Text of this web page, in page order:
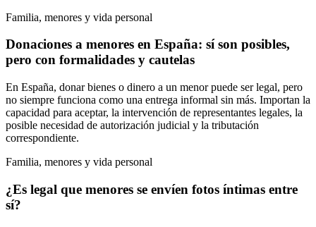
Familia, menores y vida personal
Donaciones a menores en España: sí son posibles,
pero con formalidades y cautelas
En España, donar bienes o dinero a un menor puede ser legal, pero
no siempre funciona como una entrega informal sin más. Importan la
capacidad para aceptar, la intervención de representantes legales, la
posible necesidad de autorización judicial y la tributación
correspondiente.
Familia, menores y vida personal
¿Es legal que menores se envíen fotos íntimas entre
sí?